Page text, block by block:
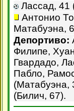
Лассад, 41
Антонио
Матабуэна,
Депортиво:
Филипе,
Гвардадо,
Пабло,
(Матабуэна,
(Билич, 67).